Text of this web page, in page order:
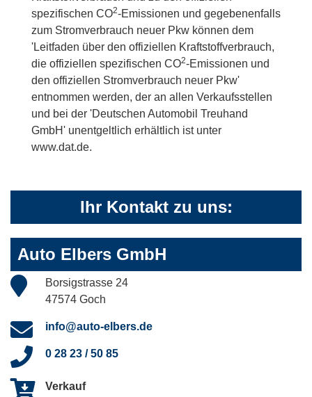
spezifischen CO2-Emissionen und gegebenenfalls
zum Stromverbrauch neuer Pkw können dem
'Leitfaden über den offiziellen Kraftstoffverbrauch,
die offiziellen spezifischen CO2-Emissionen und
den offiziellen Stromverbrauch neuer Pkw'
entnommen werden, der an allen Verkaufsstellen
und bei der 'Deutschen Automobil Treuhand
GmbH' unentgeltlich erhältlich ist unter
www.dat.de.
Ihr Kontakt zu uns:
Auto Elbers GmbH
Borsigstrasse 24
47574 Goch
info@auto-elbers.de
0 28 23 / 50 85
Verkauf